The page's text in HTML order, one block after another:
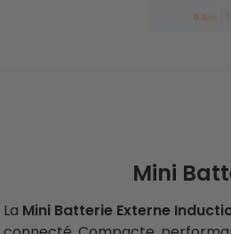
Mini
La Mini Batterie Externe